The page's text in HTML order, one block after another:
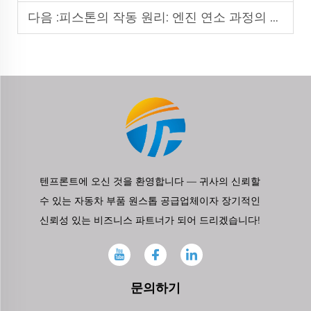
다음 :피스톤의 작동 원리: 엔진 연소 과정의 핵심
텐프론트에 오신 것을 환영합니다 — 귀사의 신뢰할
수 있는 자동차 부품 원스톱 공급업체이자 장기적인
신뢰성 있는 비즈니스 파트너가 되어 드리겠습니다!
문의하기